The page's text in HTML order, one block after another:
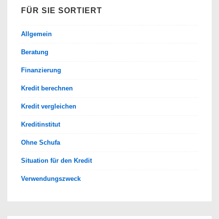
FÜR SIE SORTIERT
Allgemein
Beratung
Finanzierung
Kredit berechnen
Kredit vergleichen
Kreditinstitut
Ohne Schufa
Situation für den Kredit
Verwendungszweck